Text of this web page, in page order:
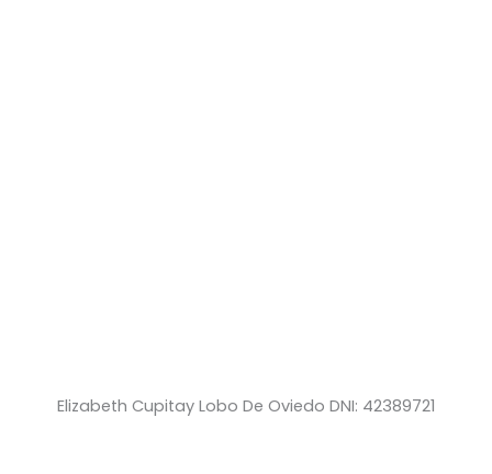
Elizabeth Cupitay Lobo De Oviedo DNI: 42389721